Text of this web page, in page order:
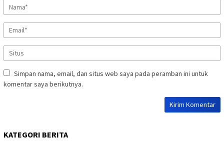
Simpan nama, email, dan situs web saya pada peramban ini untuk
komentar saya berikutnya.
KATEGORI BERITA